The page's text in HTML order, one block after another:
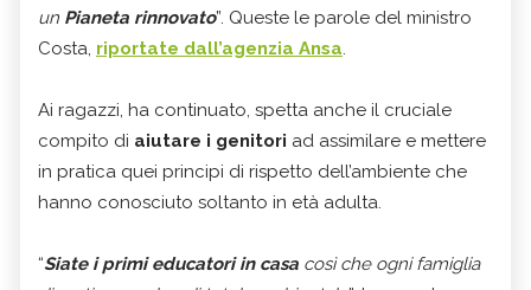
un Pianeta rinnovato”. Queste le parole del ministro
Costa, riportate dall’agenzia Ansa.
Ai ragazzi, ha continuato, spetta anche il cruciale
compito di aiutare i genitori ad assimilare e mettere
in pratica quei principi di rispetto dell’ambiente che
hanno conosciuto soltanto in età adulta.
“Siate i primi educatori in casa così che ogni famiglia